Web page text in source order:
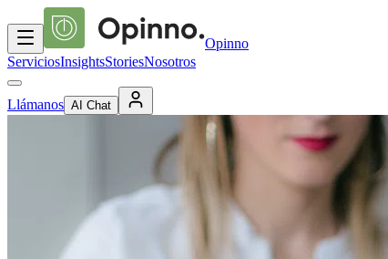
Opinno
ServiciosInsightsStoriesNosotros
Llámanos AI Chat